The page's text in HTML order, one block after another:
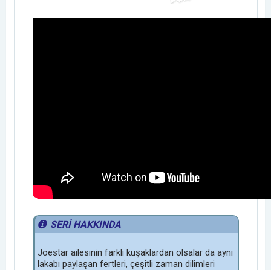
SERİ HAKKINDA
Joestar ailesinin farklı kuşaklardan olsalar da aynı
lakabı paylaşan fertleri, çeşitli zaman dilimleri